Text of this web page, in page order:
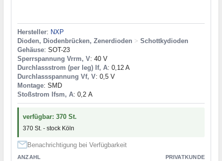
Hersteller: NXP
Dioden, Diodenbrücken, Zenerdioden > Schottkydioden
Gehäuse: SOT-23
Sperrspannung Vrrm, V: 40 V
Durchlassstrom (per leg) If, A: 0,12 A
Durchlassspannung Vf, V: 0,5 V
Montage: SMD
Stoßstrom Ifsm, A: 0,2 А
verfügbar: 370 St.
370 St. - stock Köln
Benachrichtigung bei Verfügbarkeit
ANZAHL PRIVATKUNDE